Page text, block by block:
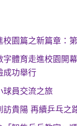
校園篇之新篇章：
字體育走進校園開
成功舉行
球員交流之旅
訪貴陽 再續乒乓之